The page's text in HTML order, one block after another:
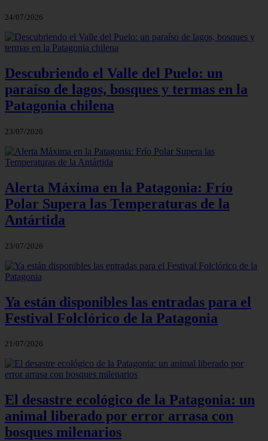
24/07/2026
Descubriendo el Valle del Puelo: un
paraíso de lagos, bosques y termas en la
Patagonia chilena
23/07/2026
Alerta Máxima en la Patagonia: Frío
Polar Supera las Temperaturas de la
Antártida
23/07/2026
Ya están disponibles las entradas para el
Festival Folclórico de la Patagonia
21/07/2026
El desastre ecológico de la Patagonia: un
animal liberado por error arrasa con
bosques milenarios